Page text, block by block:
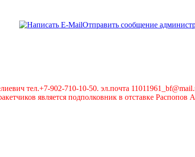
Отправить сообщение
тел.+7-902-710-10-50. эл.почта
является подполковник в отставке Распопов